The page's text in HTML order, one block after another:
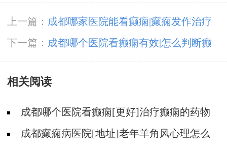
上一篇： 成都哪家医院能看癫痫|癫痫发作治疗
中的常见问题。
下一篇： 成都哪个医院看癫痫有效|怎么判断癫
痫有没有发作?
相关阅读
成都哪个医院看癫痫[更好]治疗癫痫的药物
不良反应是什么?
成都癫痫病医院[地址]老年羊角风心理怎么